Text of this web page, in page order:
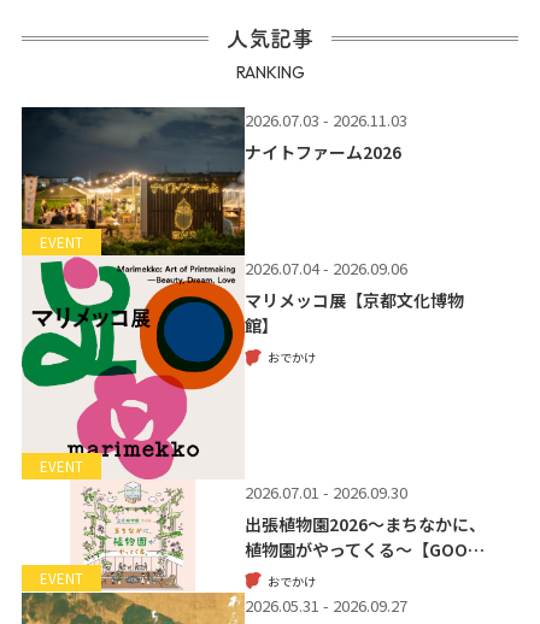
人気記事
RANKING
EVENT
2026.07.03 - 2026.11.03
ナイトファーム2026
EVENT
2026.07.04 - 2026.09.06
マリメッコ展【京都文化博物
館】
おでかけ
EVENT
2026.07.01 - 2026.09.30
出張植物園2026～まちなかに、
植物園がやってくる～【GOO…
おでかけ
2026.05.31 - 2026.09.27